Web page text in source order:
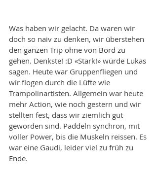
Was haben wir gelacht. Da waren wir
doch so naiv zu denken, wir überstehen
den ganzen Trip ohne von Bord zu
gehen. Denkste! :D «Stark!» würde Lukas
sagen. Heute war Gruppenfliegen und
wir flogen durch die Lüfte wie
Trampolinartisten. Allgemein war heute
mehr Action, wie noch gestern und wir
stellten fest, dass wir ziemlich gut
geworden sind. Paddeln synchron, mit
voller Power, bis die Muskeln reissen. Es
war eine Gaudi, leider viel zu früh zu
Ende.